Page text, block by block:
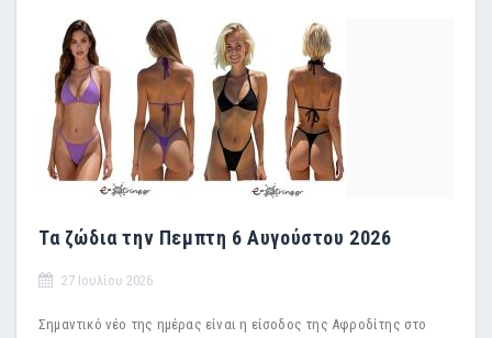
Τα ζώδια την Πεμπτη 6 Αυγούστου 2026
27 Ιουλίου 2026
Σημαντικό νέο της ημέρας είναι η είσοδος της Αφροδίτης στο